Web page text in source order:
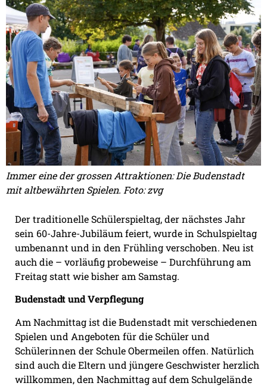
Immer eine der grossen Attraktionen: Die Budenstadt
mit altbewährten Spielen. Foto: zvg
Der traditionelle Schülerspieltag, der nächstes Jahr
sein 60-Jahre-Jubiläum feiert, wurde in Schulspieltag
umbenannt und in den Frühling verschoben. Neu ist
auch die – vorläufig probeweise – Durchführung am
Freitag statt wie bisher am Samstag.
Budenstadt und Verpflegung
Am Nachmittag ist die Budenstadt mit verschiedenen
Spielen und Angeboten für die Schüler und
Schülerinnen der Schule Obermeilen offen. Natürlich
sind auch die Eltern und jüngere Geschwister herzlich
willkommen, den Nachmittag auf dem Schulgelände